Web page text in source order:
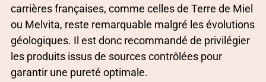
carrières françaises, comme celles de Terre de Miel
ou Melvita, reste remarquable malgré les évolutions
géologiques. Il est donc recommandé de privilégier
les produits issus de sources contrôlées pour
garantir une pureté optimale.